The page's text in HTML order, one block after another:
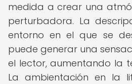
medida a crear una
perturbadora. La
entorno en el que se
puede generar una
el lector, aumentando la
La ambientación en la